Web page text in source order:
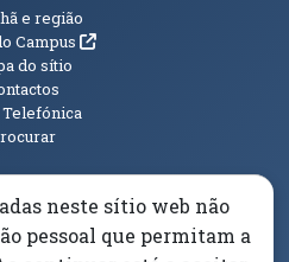
e região
Campus(abre em nova janela)
do sítio
Livro Amarelo
neste sítio web não
pessoal que permitam a